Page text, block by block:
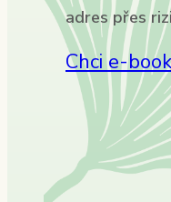
adres přes
Chci e-